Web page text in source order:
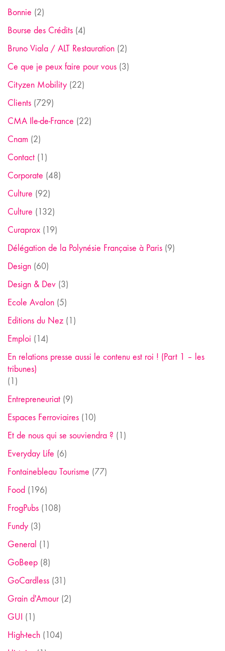
Bonnie (2)
Bourse des Crédits (4)
Bruno Viala / ALT Restauration (2)
Ce que je peux faire pour vous (3)
Cityzen Mobility (22)
Clients (729)
CMA Ile-de-France (22)
Cnam (2)
Contact (1)
Corporate (48)
Culture (92)
Culture (132)
Curaprox (19)
Délégation de la Polynésie Française à Paris (9)
Design (60)
Design & Dev (3)
Ecole Avalon (5)
Editions du Nez (1)
Emploi (14)
En relations presse aussi le contenu est roi ! (Part 1 – les
tribunes)
(1)
Entrepreneuriat (9)
Espaces Ferroviaires (10)
Et de nous qui se souviendra ? (1)
Everyday Life (6)
Fontainebleau Tourisme (77)
Food (196)
FrogPubs (108)
Fundy (3)
General (1)
GoBeep (8)
GoCardless (31)
Grain d'Amour(2)
GUI (1)
High-tech (104)